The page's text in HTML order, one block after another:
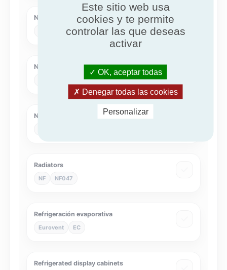
NF Air cleaners
NF536
NF Heat Pumps
Nature of excellence for Air Handling Unit
Radiators
NF NF047
Refrigeración evaporativa
Eurovent EC
Refrigerated display cabinets
Este sitio web usa
cookies y te permite
controlar las que deseas
activar
OK, aceptar todas
Denegar todas las cookies
Personalizar